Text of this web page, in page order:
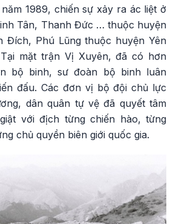
1989, chiến sự xảy ra ác liệt ở
Tân, Thanh Đức … thuộc huyện
Đích, Phú Lũng thuộc huyện Yên
mặt trận Vị Xuyên, đã có hơn
bộ binh, sư đoàn bộ binh luân
đấu. Các đơn vị bộ đội chủ lực
dân quân tự vệ đã quyết tâm
với địch từng chiến hào, từng
chủ quyền biên giới quốc gia.